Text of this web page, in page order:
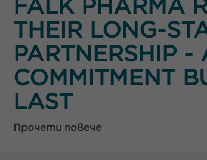
FALK PHARMA
THEIR LONG-
PARTNERSHIP -
COMMITMENT
LAST
Прочети повече